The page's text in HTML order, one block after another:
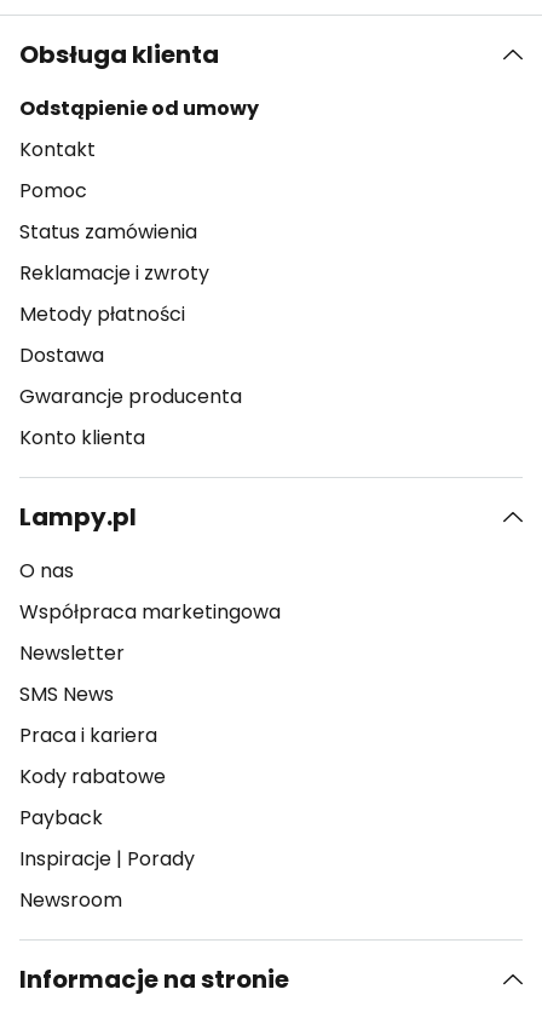
Obsługa klienta
Odstąpienie od umowy
Kontakt
Pomoc
Status zamówienia
Reklamacje i zwroty
Metody płatności
Dostawa
Gwarancje producenta
Konto klienta
Lampy.pl
O nas
Współpraca marketingowa
Newsletter
SMS News
Praca i kariera
Kody rabatowe
Payback
Inspiracje | Porady
Newsroom
Informacje na stronie